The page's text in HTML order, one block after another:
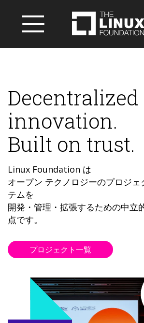
Decentralized
innovation.
Built on trust.
Linux Foundation は
オープン テクノロジーのプロジェ
テムを
開発・管理・拡張するための中立
点です。
プロジェクト一覧